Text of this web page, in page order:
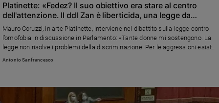
Platinette: «Fedez? Il suo obiettivo era stare al centro
dell'attenzione. Il ddl Zan è liberticida, una legge da
Germania dell'Est»
Mauro Coruzzi, in arte Platinette, interviene nel dibattito sulla legge contro
l’omofobia in discussione in Parlamento: «Tante donne mi sostengono. La
legge non risolve i problemi della discriminazione. Per le aggressioni esiste
già il codice penale»
Antonio Sanfrancesco